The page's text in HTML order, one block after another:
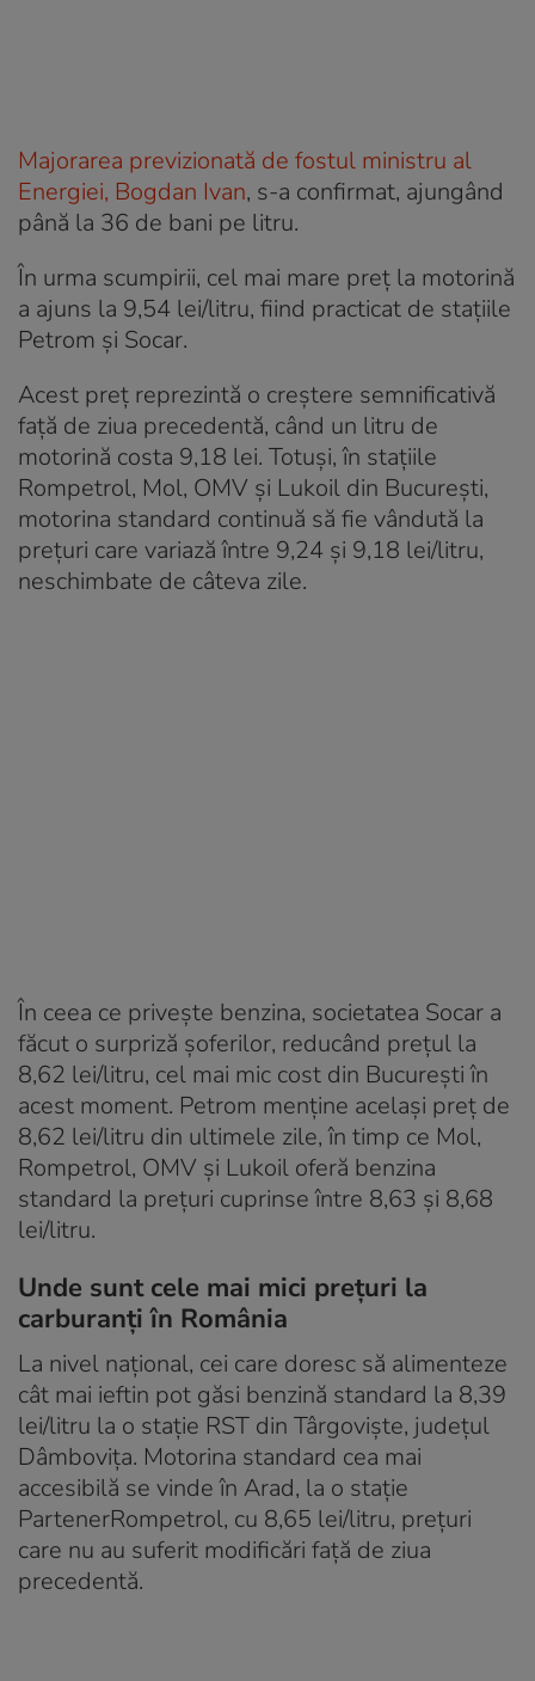
Majorarea previzionată de fostul ministru al
Energiei, Bogdan Ivan, s-a confirmat, ajungând
până la 36 de bani pe litru.
În urma scumpirii, cel mai mare preț la motorină
a ajuns la 9,54 lei/litru, fiind practicat de stațiile
Petrom și Socar.
Acest preț reprezintă o creștere semnificativă
față de ziua precedentă, când un litru de
motorină costa 9,18 lei. Totuși, în stațiile
Rompetrol, Mol, OMV și Lukoil din București,
motorina standard continuă să fie vândută la
prețuri care variază între 9,24 și 9,18 lei/litru,
neschimbate de câteva zile.
În ceea ce privește benzina, societatea Socar a
făcut o surpriză șoferilor, reducând prețul la
8,62 lei/litru, cel mai mic cost din București în
acest moment. Petrom menține același preț de
8,62 lei/litru din ultimele zile, în timp ce Mol,
Rompetrol, OMV și Lukoil oferă benzina
standard la prețuri cuprinse între 8,63 și 8,68
lei/litru.
Unde sunt cele mai mici prețuri la
carburanți în România
La nivel național, cei care doresc să alimenteze
cât mai ieftin pot găsi benzină standard la 8,39
lei/litru la o stație RST din Târgoviște, județul
Dâmbovița. Motorina standard cea mai
accesibilă se vinde în Arad, la o stație
PartenerRompetrol, cu 8,65 lei/litru, prețuri
care nu au suferit modificări față de ziua
precedentă.